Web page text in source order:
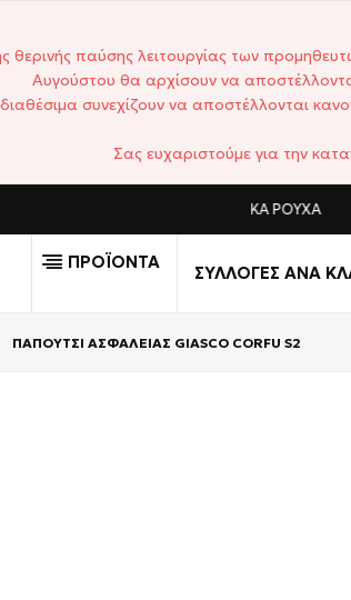
παύσης λειτουργίας των
Αυγούστου θα αρχίσουν να
συνεχίζουν να αποστέλλονται
Σας ευχαριστούμε για την
CUSTOM MADE ΕΠΑΓΓΕΛΜΑΤΙΚΆ ΡΟΎΧΑ
ΠΡΟΪΟΝΤΑ
ΣΥΛΛΟΓΈΣ ΑΝΆ
ΠΑΠΟΥΤΣΙ ΑΣΦΑΛΕΙΑΣ GIASCO CORFU S2